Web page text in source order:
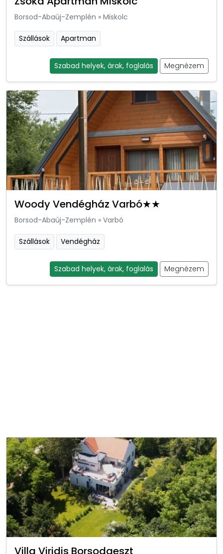
Borsod-Abaúj-Zemplén » Miskolc
Szállások Apartman
Szabad helyek, árak, foglalás Megnézem
Woody Vendégház Varbó★★
Borsod-Abaúj-Zemplén » Varbó
Szállások Vendégház
Szabad helyek, árak, foglalás Megnézem
Villa Viridis Borsodgeszt